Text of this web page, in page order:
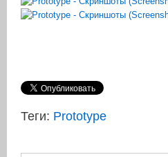
Теги: Prototype